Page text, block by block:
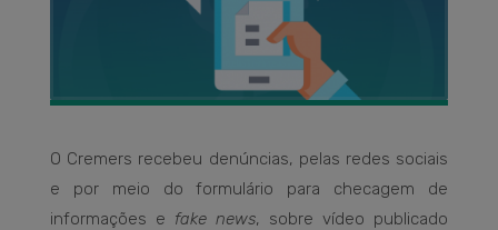
O Cremers recebeu denúncias, pelas redes sociais
e por meio do formulário para checagem de
informações e fake news, sobre vídeo publicado